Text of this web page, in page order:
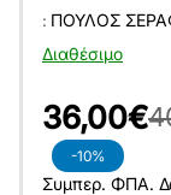
Διαθέσιμο
: ΠΟΎΛΟΣ
-10%
36,00€
Συμπερ. ΦΠΑ.